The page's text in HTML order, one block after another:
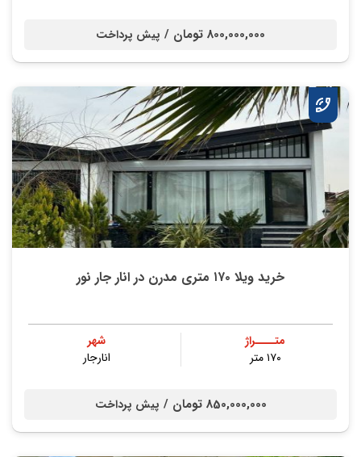
800,000,000 تومان / پیش پرداخت
خرید ویلا ۱۷۰ متری مدرن در انار جار نور
متــــراژ
۱۷۰ متر
شهر
انارجار
850,000,000 تومان / پیش پرداخت